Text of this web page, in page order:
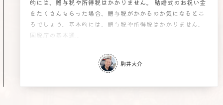
的には、贈与税や所得税はかかりません。 結婚式のお祝い金
をたくさんもらった場合、贈与税がかかるのか気になるとこ
ろでしょう。基本的には、贈与税や所得税はかかりません。
国税庁の基本通...
駒井大介